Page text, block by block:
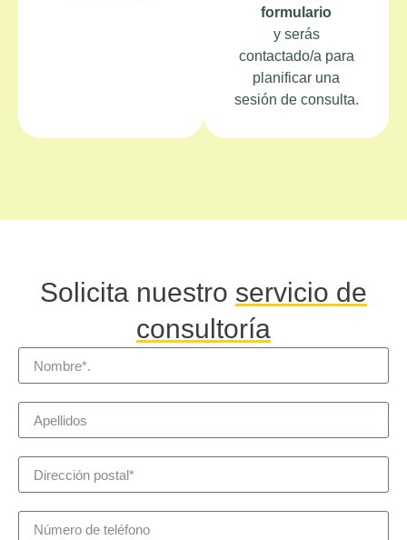
formulario
y serás
contactado/a para
planificar una
sesión de consulta.
Solicita nuestro servicio de
consultoría